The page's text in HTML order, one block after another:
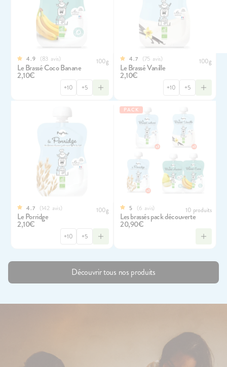
4.9 83 avis 100g
Le Brassé Coco Banane
2,10€
+10 +5
4.7 75 avis 100g
Le Brassé Vanille
2,10€
+10 +5
4.7 142 avis 100g
Le Porridge
2,10€
+10 +5
PACK
5 6 avis 10 produits
Les brassés pack découverte
20,90€
Découvrir tous nos produits